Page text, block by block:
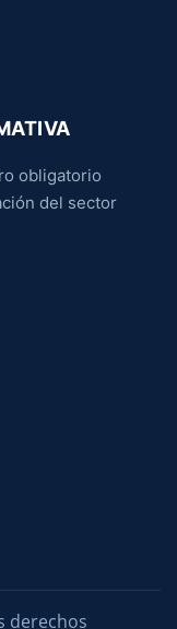
obligatorio
del sector
derechos